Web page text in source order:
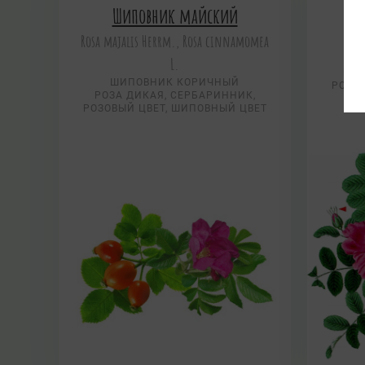
Шиповник майский
Rosa majalis Herrm., Rosa cinnamomea
L.
ШИПОВНИК КОРИЧНЫЙ
РОЗА ДИКАЯ, СЕРБАРИННИК,
РОЗОВЫЙ ЦВЕТ, ШИПОВНЫЙ ЦВЕТ